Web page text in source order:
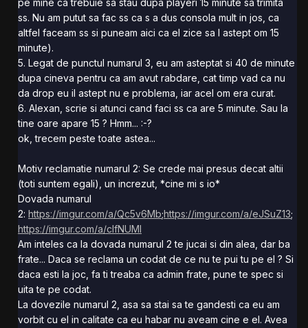
pe mine ca trebuie sa stau dupa playeri 15 minute sa trimita
ss. Nu am putut sa fac ss ca s a dus consola mult in jos, ca
altfel faceam ss si puneam aici ca el zice sa l astept om 15
minute).
5. Legat de punctul numarul 3, eu am asteptat si 40 de minute
dupa cineva pentru ca am avut rabdare, cat timp vad ca nu
da drop eu il astept nu e problema, iar acel om era curat.
6. Alexan, scrie si atunci cand faci ss ca are 5 minute. Sau la
tine oare apare 15 ? Hmm... :-?
ok, trecem peste toate astea...
Motiv reclamatie numarul 2: Se crede mai presus decat altii
(toti suntem egali), un increzut, *cine mi s io*
Dovada numarul
2: https://imgur.com/a/Qc5v6Mb;https://imgur.com/a/eJSuZ13;
https://imgur.com/a/cIfNUMI
Am inteles ca la dovada numarul 2 te jucai si din alea, dar ba
frate... Daca se reclama un codat de ce nu te pui tu pe el ? Si
daca esti la joc, fa ti treaba ca admin frate, pune te spec si
uita te pe codat.
La dovezile numarul 2, asa sa stai sa te gandesti ca eu am
vorbit cu el in calitate ca eu habar nu aveam cine e el. Avea